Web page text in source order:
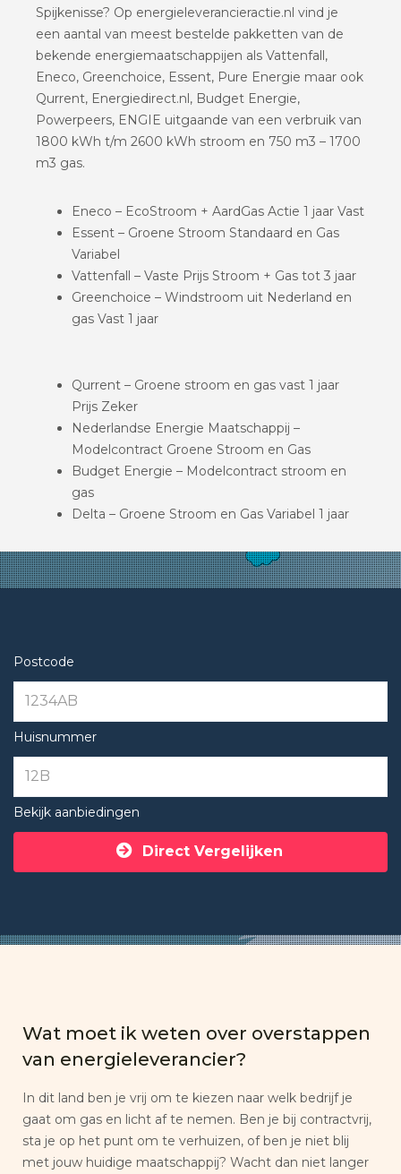
Spijkenisse? Op energieleverancieractie.nl vind je
een aantal van meest bestelde pakketten van de
bekende energiemaatschappijen als Vattenfall,
Eneco, Greenchoice, Essent, Pure Energie maar ook
Qurrent, Energiedirect.nl, Budget Energie,
Powerpeers, ENGIE uitgaande van een verbruik van
1800 kWh t/m 2600 kWh stroom en 750 m3 – 1700
m3 gas.
Eneco – EcoStroom + AardGas Actie 1 jaar Vast
Essent – Groene Stroom Standaard en Gas
Variabel
Vattenfall – Vaste Prijs Stroom + Gas tot 3 jaar
Greenchoice – Windstroom uit Nederland en
gas Vast 1 jaar
Qurrent – Groene stroom en gas vast 1 jaar
Prijs Zeker
Nederlandse Energie Maatschappij –
Modelcontract Groene Stroom en Gas
Budget Energie – Modelcontract stroom en
gas
Delta – Groene Stroom en Gas Variabel 1 jaar
Postcode
Huisnummer
Bekijk aanbiedingen
Direct Vergelijken
Wat moet ik weten over overstappen
van energieleverancier?
In dit land ben je vrij om te kiezen naar welk bedrijf je
gaat om gas en licht af te nemen. Ben je bij contractvrij,
sta je op het punt om te verhuizen, of ben je niet blij
met jouw huidige maatschappij? Wacht dan niet langer